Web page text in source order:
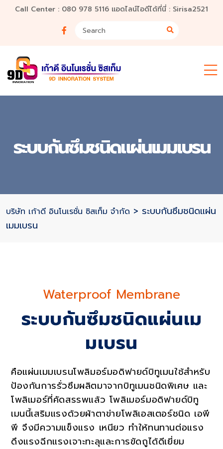
Call Center : 080 978 5116 แอดไลน์ไอดีได้ที่นี่ : Sirisa2521
ระบบกันซึมชนิดแผ่นเมมเบรน
บริษัท เก้าดี อินโนเรชั่น ซิสเท็ม จำกัด > ระบบกันซึมชนิดแผ่น
เมมเบรน
Services
Waterproof Membrane
ระบบกันซึมชนิดแผ่นเม
มเบรน
คือแผ่นเมมเบรนโพลิมอร์มอดิฟายด์บิทูเมนใช้สำหรับ
ป้องกันการรั่วซึมผลิตมาจากบิทูเมนชนิดพิเศษ และ
โพลิเมอร์ที่คัดสรรพแล้ว โพลิเมอร์มอดิฟายด์บิทู
เมนนี้เสริมแรงด้วยผ้าตาข่ายโพลิเอสเตอร์ชนิด เอพี
พี จึงมีความแข็งแรง เหนียว ทำให้ทนทานต่อแรง
ดึงแรงฉีกแรงเจาะทะลุและการขัดถูได้ดีเยี่ยม